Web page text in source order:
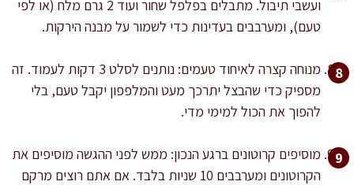
ועשבי תיבול. מתבלים בפלפל שחור ועוד 2 גרם מלח (או לפי
טעם), ומערבבים בעדינות כדי לשמור על מבנה הירקות.
מנוחה קצרה לאיחוד טעמים: נותנים לסלט 3 דקות לעמוד. זה
מספיק כדי שהבצל יתרכך מעט והמלפפון יקבל טעם, בלי
להפוך את הכול למימי מדי.
מוסיפים קרוטונים ברגע הנכון: ממש לפני ההגשה מוסיפים את
הקרוטונים ומערבבים 10 שניות בלבד. אם אתם רוצים מרקם